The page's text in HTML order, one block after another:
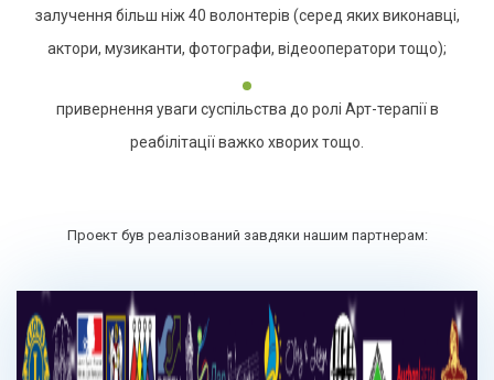
залучення більш ніж 40 волонтерів (серед яких виконавці,
актори, музиканти, фотографи, відеооператори тощо);
привернення уваги суспільства до ролі Арт-терапії в
реабілітації важко хворих тощо.
Проект був реалізований завдяки нашим партнерам: